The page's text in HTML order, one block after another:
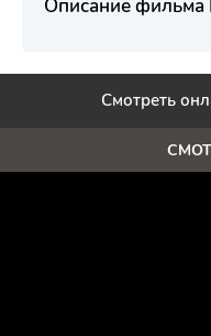
Описание фильма
Смотреть